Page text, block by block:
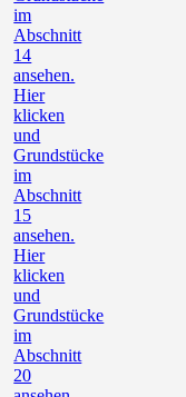
im
Abschnitt
14
ansehen.
Hier
klicken
und
Grundstücke
im
Abschnitt
15
ansehen.
Hier
klicken
und
Grundstücke
im
Abschnitt
20